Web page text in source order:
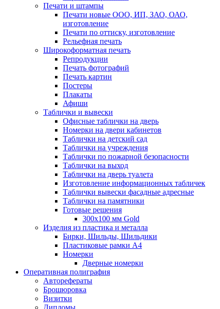
Печати и штампы
Печати новые ООО, ИП, ЗАО, ОАО,
изготовление
Печати по оттиску, изготовление
Рельефная печать
Широкоформатная печать
Репродукции
Печать фотографий
Печать картин
Постеры
Плакаты
Афиши
Таблички и вывески
Офисные таблички на дверь
Номерки на двери кабинетов
Таблички на детский сад
Таблички на учреждения
Таблички по пожарной безопасности
Таблички на выход
Таблички на дверь туалета
Изготовление информационных табличек
Таблички вывески фасадные адресные
Таблички на памятники
Готовые решения
300x100 мм Gold
Изделия из пластика и металла
Бирки, Шильды, Шильдики
Пластиковые рамки А4
Номерки
Дверные номерки
Оперативная полиграфия
Авторефераты
Брошюровка
Визитки
Дипломы